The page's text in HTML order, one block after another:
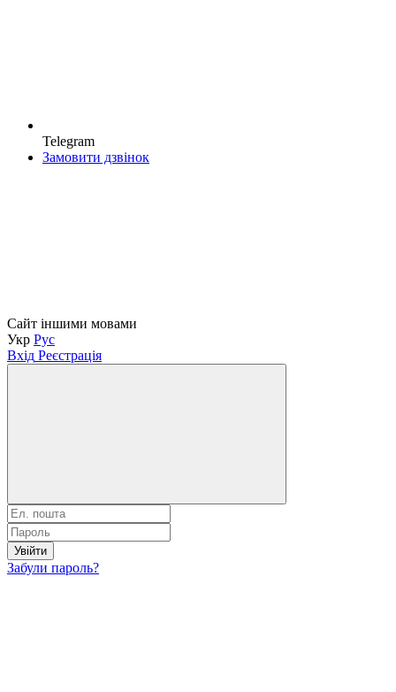
Telegram
Замовити дзвінок
Сайт іншими мовами
Укр Рус
Вхід Реєстрація
Увійти
Забули пароль?